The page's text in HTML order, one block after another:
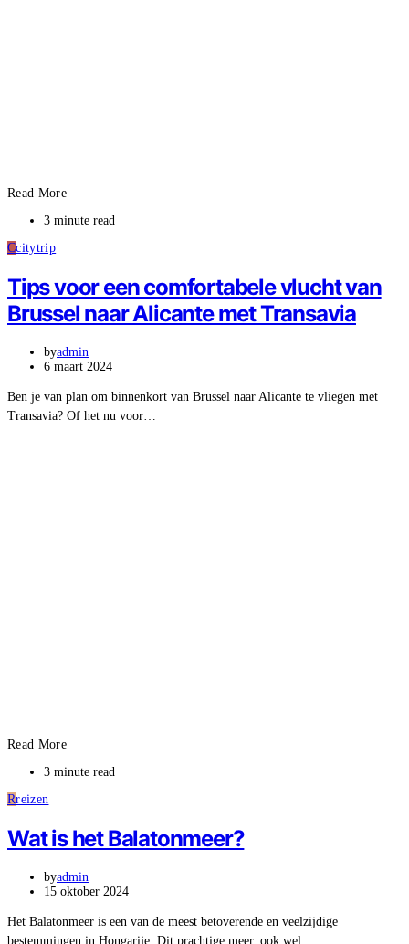
Read More
3 minute read
Ccitytrip
Tips voor een comfortabele vlucht van
Brussel naar Alicante met Transavia
byadmin
6 maart 2024
Ben je van plan om binnenkort van Brussel naar Alicante te vliegen met
Transavia? Of het nu voor…
Read More
3 minute read
Rreizen
Wat is het Balatonmeer?
byadmin
15 oktober 2024
Het Balatonmeer is een van de meest betoverende en veelzijdige
bestemmingen in Hongarije. Dit prachtige meer, ook wel…